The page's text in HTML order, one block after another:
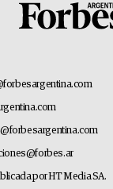
por HT Media SA.